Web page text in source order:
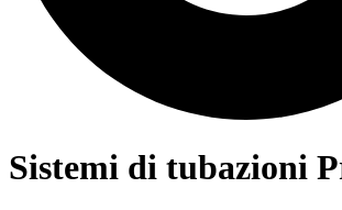
Sistemi di tubazioni